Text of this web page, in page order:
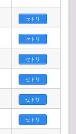
セトリ
セトリ
セトリ
セトリ
セトリ
セトリ